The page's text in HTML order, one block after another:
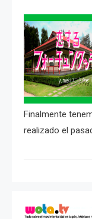
Finalmente
realizado el